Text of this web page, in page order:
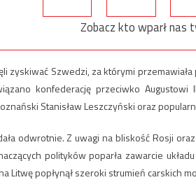
Zobacz kto wparł nas
zyskiwać Szwedzi, za którymi
konfederację przeciwko
Stanisław Leszczyński oraz
odwrotnie. Z uwagi na bliskość Rosji
polityków poparła zawarcie
Litwę popłynął szeroki strumień carskich